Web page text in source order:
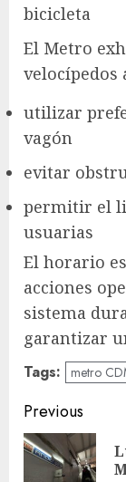
bicicleta
El Metro
velocípedos
utilizar
vagón
evitar
permitir el
usuarias
El horario
acciones
sistema
garantizar
Tags: metro
Post
Previous